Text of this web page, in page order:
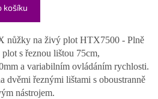
košíku
nůžky na živý plot HTX7500 - Plně
s řeznou lištou 75cm,
a variabilním ovládáním rychlosti.
dvěmi řeznými lištami s oboustranně
nástrojem.